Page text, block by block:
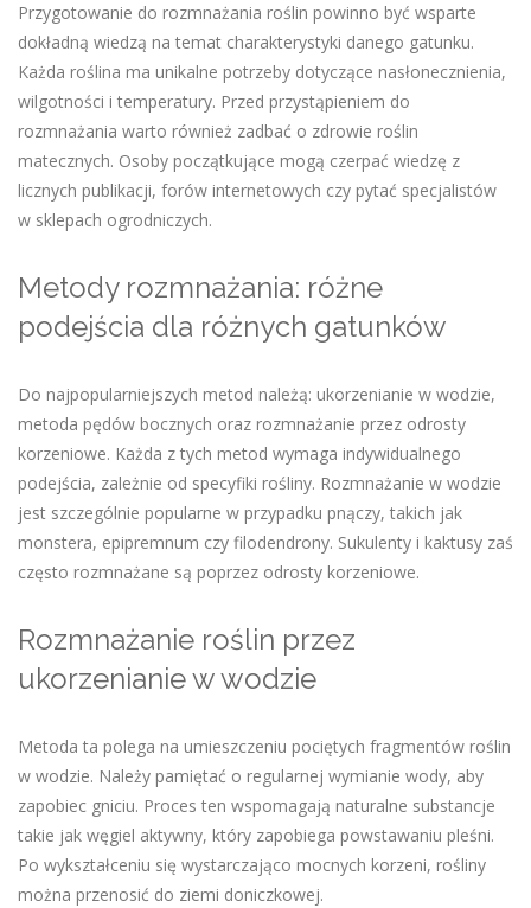
Przygotowanie do rozmnażania roślin powinno być wsparte
dokładną wiedzą na temat charakterystyki danego gatunku.
Każda roślina ma unikalne potrzeby dotyczące nasłonecznienia,
wilgotności i temperatury. Przed przystąpieniem do
rozmnażania warto również zadbać o zdrowie roślin
matecznych. Osoby początkujące mogą czerpać wiedzę z
licznych publikacji, forów internetowych czy pytać specjalistów
w sklepach ogrodniczych.
Metody rozmnażania: różne
podejścia dla różnych gatunków
Do najpopularniejszych metod należą: ukorzenianie w wodzie,
metoda pędów bocznych oraz rozmnażanie przez odrosty
korzeniowe. Każda z tych metod wymaga indywidualnego
podejścia, zależnie od specyfiki rośliny. Rozmnażanie w wodzie
jest szczególnie popularne w przypadku pnączy, takich jak
monstera, epipremnum czy filodendrony. Sukulenty i kaktusy zaś
często rozmnażane są poprzez odrosty korzeniowe.
Rozmnażanie roślin przez
ukorzenianie w wodzie
Metoda ta polega na umieszczeniu pociętych fragmentów roślin
w wodzie. Należy pamiętać o regularnej wymianie wody, aby
zapobiec gniciu. Proces ten wspomagają naturalne substancje
takie jak węgiel aktywny, który zapobiega powstawaniu pleśni.
Po wykształceniu się wystarczająco mocnych korzeni, rośliny
można przenosić do ziemi doniczkowej.